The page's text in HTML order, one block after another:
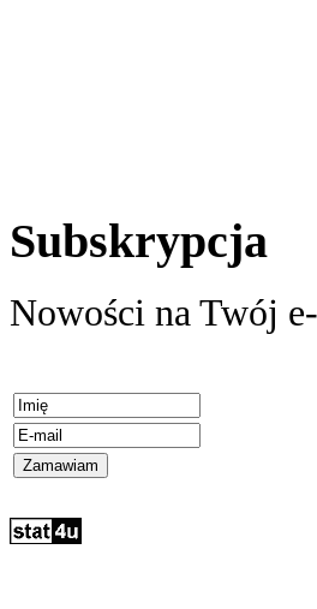
Subskrypcja
Nowości na Twój